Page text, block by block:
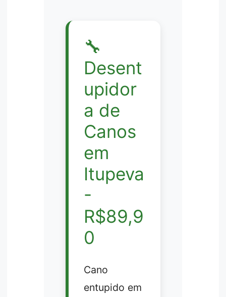
🔧
Desent
upidor
a de
Canos
em
Itupeva
-
R$89,9
0
Cano
entupido em